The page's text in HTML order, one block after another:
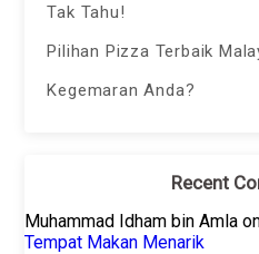
Tak Tahu!
Pilihan Pizza Terbaik
Kegemaran Anda?
Recent
Muhammad Idham bin Amla
Tempat Makan Menarik